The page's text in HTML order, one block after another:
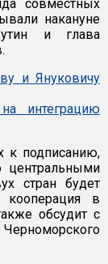
совместных
накануне
и глава
и Януковичу
интеграцию
к подписанию,
центральными
стран будет
кооперация в
обсудит с